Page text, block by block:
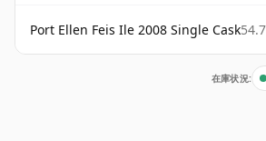
Port Ellen Feis Ile 2008 Single Cask
在庫状況: